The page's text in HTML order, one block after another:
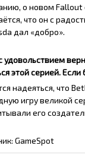
о новом Fallout
что он с
дал «добро».
удовольствием
этой серией.
надеяться, что
игру великой
его
GameSpot